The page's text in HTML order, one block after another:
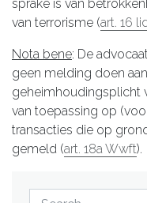
sprake is van
van terrorisme (art. 16
Nota bene: De
geen melding doen
geheimhoudingsplicht
van toepassing op
transacties die op
gemeld (art. 18a Wwft).